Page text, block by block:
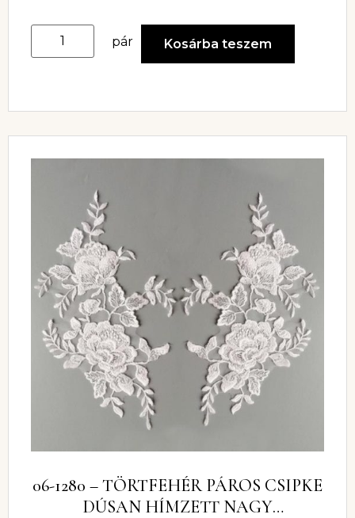
pár Kosárba teszem
06-1280 – TÖRTFEHÉR PÁROS CSIPKE
DÚSAN HÍMZETT NAGY